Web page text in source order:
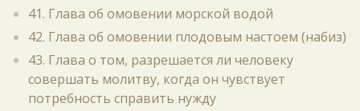
41. Глава об омовении морской водой
42. Глава об омовении плодовым настоем (набиз)
43. Глава о том, разрешается ли человеку
совершать молитву, когда он чувствует
потребность справить нужду